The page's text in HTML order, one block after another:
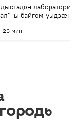
лаборатори
ы байгом уыдзæн
куыстыты равдыст
26 мин